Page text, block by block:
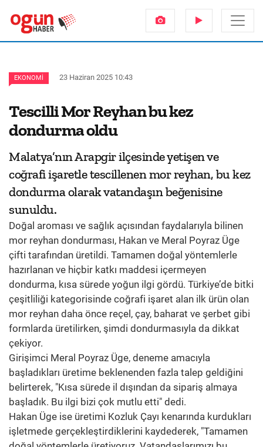
EKONOMI 23 Haziran 2025 10:43
Tescilli Mor Reyhan bu kez
dondurma oldu
Malatya’nın Arapgir ilçesinde yetişen ve
coğrafi işaretle tescillenen mor reyhan, bu kez
dondurma olarak vatandaşın beğenisine
sunuldu.
Doğal aroması ve sağlık açısından faydalarıyla bilinen
mor reyhan dondurması, Hakan ve Meral Poyraz Üge
çifti tarafından üretildi. Tamamen doğal yöntemlerle
hazırlanan ve hiçbir katkı maddesi içermeyen
dondurma, kısa sürede yoğun ilgi gördü. Türkiye’de bitki
çeşitliliği kategorisinde coğrafi işaret alan ilk ürün olan
mor reyhan daha önce reçel, çay, baharat ve şerbet gibi
formlarda üretilirken, şimdi dondurmasıyla da dikkat
çekiyor.
Girişimci Meral Poyraz Üge, deneme amacıyla
başladıkları üretime beklenenden fazla talep geldiğini
belirterek, "Kısa sürede il dışından da sipariş almaya
başladık. Bu ilgi bizi çok mutlu etti" dedi.
Hakan Üge ise üretimi Kozluk Çayı kenarında kurdukları
işletmede gerçekleştirdiklerini kaydederek, "Tamamen